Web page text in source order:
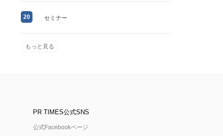
20 セミナー
もっと見る
PR TIMES公式SNS
公式Facebookページ